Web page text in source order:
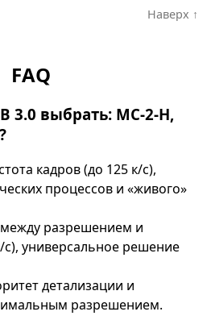
Наверх ↑
FAQ
3.0 выбрать: МС-2-H,
кадров (до 125 к/с),
процессов и «живого»
разрешением и
с), универсальное решение
детализации и
разрешением.